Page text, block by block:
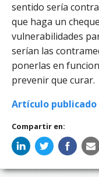
sentido sería
que haga un
vulnerabilidades
serían las
ponerlas en
prevenir que curar.
Artículo publicado
Compartir en: